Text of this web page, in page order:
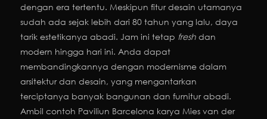
dengan era tertentu. Meskipun fitur desain utamanya
sudah ada sejak lebih dari 80 tahun yang lalu, daya
tarik estetikanya abadi. Jam ini tetap fresh dan
modern hingga hari ini. Anda dapat
membandingkannya dengan modernisme dalam
arsitektur dan desain, yang mengantarkan
terciptanya banyak bangunan dan furnitur abadi.
Ambil contoh Paviliun Barcelona karya Mies van der